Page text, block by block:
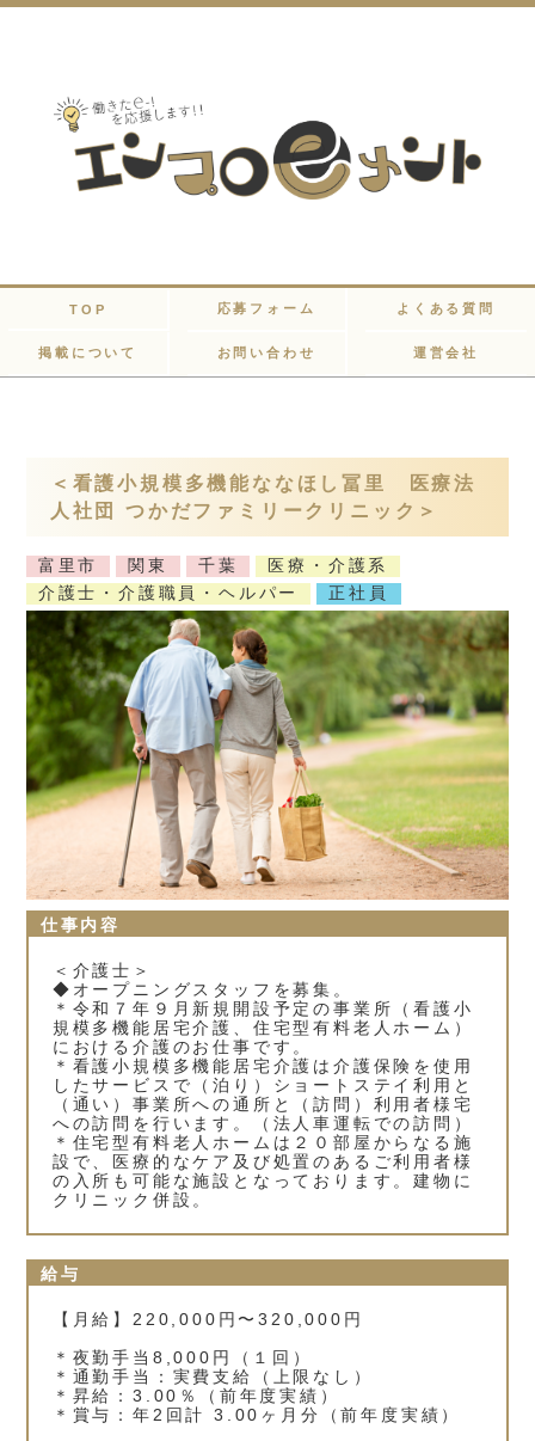
TOP 応募フォーム よくある質問
掲載について お問い合わせ 運営会社
＜看護小規模多機能ななほし冨里 医療法
人社団 つかだファミリークリニック＞
富里市 関東 千葉
医療・介護系
介護士・介護職員・ヘルパー
正社員
仕事内容
＜介護士＞
◆オープニングスタッフを募集。
＊令和７年９月新規開設予定の事業所（看護小
規模多機能居宅介護、住宅型有料老人ホーム）
における介護のお仕事です。
＊看護小規模多機能居宅介護は介護保険を使用
したサービスで（泊り）ショートステイ利用と
（通い）事業所への通所と（訪問）利用者様宅
への訪問を行います。（法人車運転での訪問）
＊住宅型有料老人ホームは２０部屋からなる施
設で、医療的なケア及び処置のあるご利用者様
の入所も可能な施設となっております。建物に
クリニック併設。
給与
【月給】220,000円〜320,000円
＊夜勤手当8,000円（１回）
＊通勤手当：実費支給（上限なし）
＊昇給：3.00％（前年度実績）
＊賞与：年2回計 3.00ヶ月分（前年度実績）